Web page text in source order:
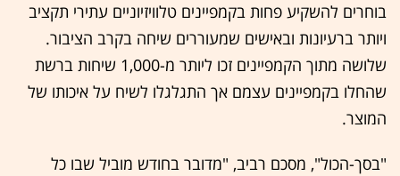
בוחרים להשקיע פחות בקמפיינים טלוויזיוניים עתירי תקציב
ויותר ברעיונות ובאישים שמעוררים שיחה בקרב הציבור.
שלושה מתוך הקמפיינים זכו ליותר מ-1,000 שיחות ברשת
שהחלו בקמפיינים עצמם אך התגלגלו לשיח על איכותו של
המוצר.
"בסך-הכול", מסכם רביב, "מדובר בחודש מוביל שבו כל